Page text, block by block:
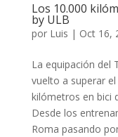
Los 10.000
by ULB
por Luis | Oct 16,
La equipación del
vuelto a superar
kilómetros en bici
Desde los
Roma pasando